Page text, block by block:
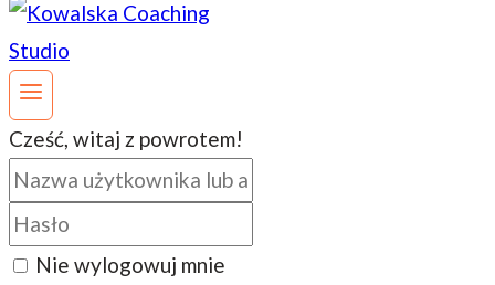
Cześć, witaj z powrotem!
Nie wylogowuj mnie